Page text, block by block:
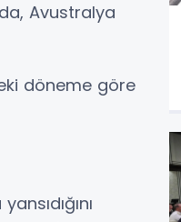
Avustralya
döneme göre